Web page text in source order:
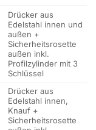
Drücker aus
Edelstahl innen und
außen +
Sicherheitsrosette
außen inkl.
Profilzylinder mit 3
Schlüssel
Drücker aus
Edelstahl innen,
Knauf +
Sicherheitsrosette